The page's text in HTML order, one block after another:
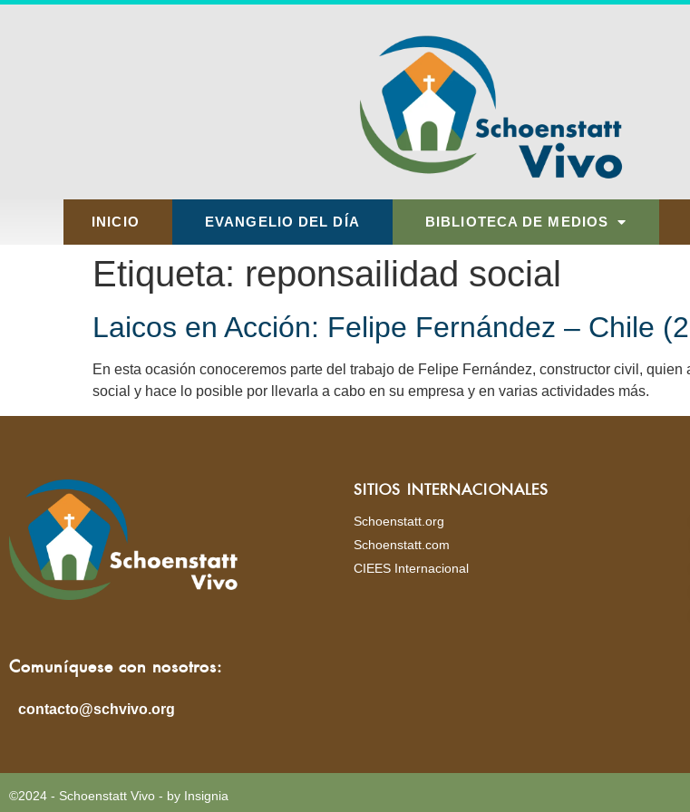
INICIO EVANGELIO DEL DÍA BIBLIOTECA DE MEDIOS
Etiqueta: reponsailidad social
Laicos en Acción: Felipe Fernández – Chile
En esta ocasión conoceremos parte del trabajo de Felipe Fernández, constructor civil,
social y hace lo posible por llevarla a cabo en su empresa y en varias actividades más.
SITIOS INTERNACIONALES
Schoenstatt.org
Schoenstatt.com
CIEES Internacional
Comuníquese con nosotros:
contacto@schvivo.org
©2024 - Schoenstatt Vivo - by Insignia